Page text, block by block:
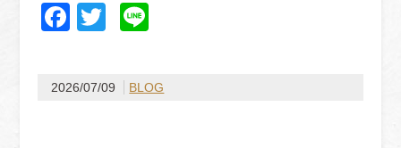
Facebook
Twitter
2026/07/09 BLOG